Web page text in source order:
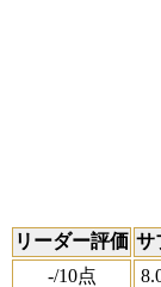
リーダー評価 サ
-/10点